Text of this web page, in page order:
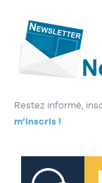
Restez informé,
m’inscris !